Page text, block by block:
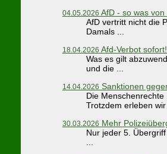
04.05.2026 AfD - so was von
AfD vertritt nicht die
Damals ...
18.04.2026 Afd-Verbot sofort!
Was es gilt
und die ...
14.04.2026 Sanktionen
Die
Trotzdem erleben wir
30.03.2026 Mehr
Nur jeder 5.